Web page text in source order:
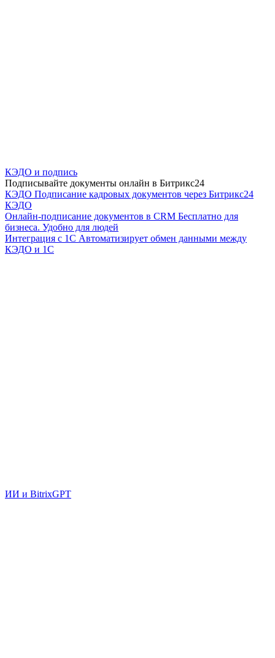
КЭДО и подпись
Подписывайте документы онлайн в Битрикс24
КЭДО Подписание кадровых документов через Битрикс24
КЭДО
Онлайн-подписание документов в CRM Бесплатно для
бизнеса. Удобно для людей
Интеграция с 1С Автоматизирует обмен данными между
КЭДО и 1С
ИИ и BitrixGPT